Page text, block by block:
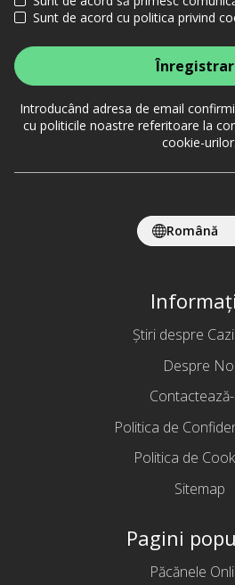
Sunt de acord cu politica privind
Introducând adresa de email
cu politicile noastre referitoare la
cookie-urilor.
Română
Știri despre
Despre
Politica de
Politica de
Sitemap
Pagini
Păcănele